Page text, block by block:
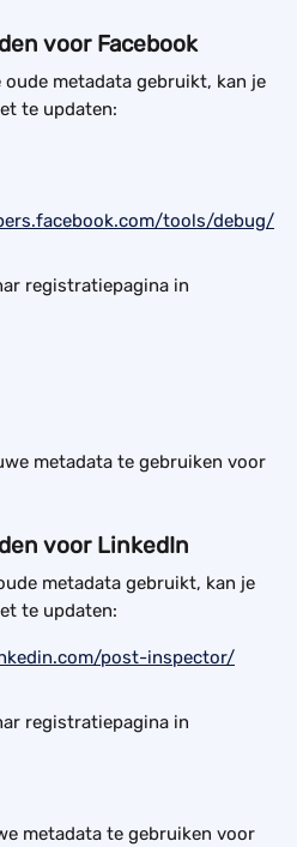
voor Facebook
metadata gebruikt, kan je
te updaten:
tools/debug/
registratiepagina in
metadata te gebruiken voor
voor LinkedIn
metadata gebruikt, kan je
te updaten:
post-inspector/
registratiepagina in
metadata te gebruiken voor